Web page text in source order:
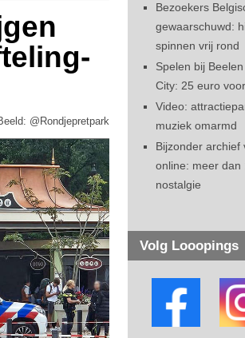
@Rondjepretpark
Bezoekers
gewaarschuwd:
spinnen vrij rond
Spelen bij
City: 25 euro
Video:
muziek omarmd
Bijzonder archief
online: meer dan
nostalgie
Volg Looopings